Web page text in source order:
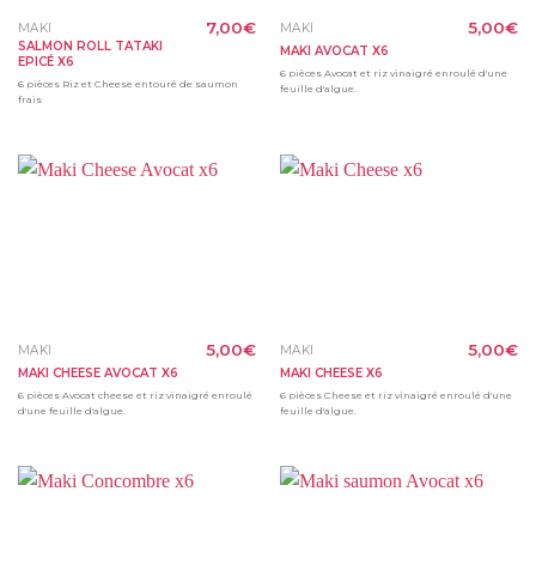
MAKI
SALMON ROLL TATAKI
EPICÉ X6
7,00€
6 pièces Riz et Cheese entouré de saumon
frais
MAKI
MAKI AVOCAT X6
5,00€
6 pièces Avocat et riz vinaigré enroulé d'une
feuille d'algue.
MAKI
MAKI CHEESE AVOCAT X6
5,00€
6 pièces Avocat cheese et riz vinaigré enroulé
d'une feuille d'algue.
MAKI
MAKI CHEESE X6
5,00€
6 pièces Cheese et riz vinaigré enroulé d'une
feuille d'algue.